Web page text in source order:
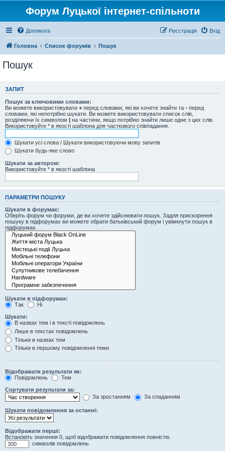
Форум Луцької інтернет-спільноти
Допомога Вхід
Реєстрація
Головна Список форумів Пошук
Пошук
ЗАПИТ
Пошук за ключовими словами:
Ви можете використовувати + перед словами, які ви хочете знайти та - перед
словами, які непотрібно шукати. Ви можете використовувати список слів,
розділяючи їх символом | на частини, якщо потрібно знайти лише одне з цих слів.
Використовуйте * в якості шаблона для часткового співпадання.
Шукати усі слова / Шукати використовуючи мову запитів
Шукати будь-яке слово
Шукати за автором:
Використовуйте * в якості шаблона
ПАРАМЕТРИ ПОШУКУ
Шукати в форумах:
Оберіть форум чи форуми, де ви хочете здійснювати пошук. Задля прискорення
пошуку в підфорумах ви можете обрати батьківський форум і увімкнути пошук в
підфорумах.
Шукати в підфорумах:
Так
Ні
Шукати:
В назвах тем і в тексті повідомлень
Лише в текстах повідомлень
Тільки в назвах тем
Тільки в першому повідомленні теми
Відображати результати як:
Повідомлень
Тем
Сортувати результати за:
За зростанням
За спаданням
Шукати повідомлення за останні:
Відображати перші:
Встановіть значення 0, щоб відображати повідомлення повністю.
символів повідомлень